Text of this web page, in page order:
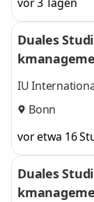
Duales
l
IU
Bonn
vor etwa 16
Duales